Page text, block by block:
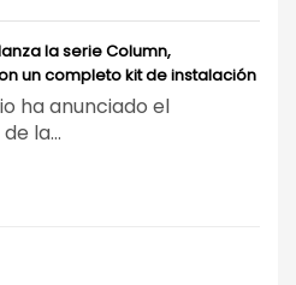
la serie Column,
un completo kit de instalación
ha anunciado el
la...